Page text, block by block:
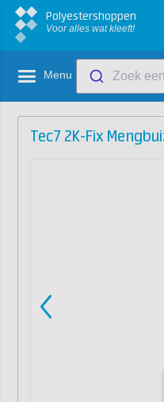
Polyestershoppen
Voor alles wat kleeft!
Menu Zoek
Tec7 2K-Fix